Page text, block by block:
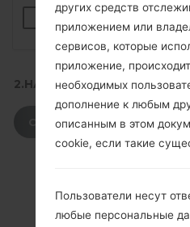
2.НАЖМИТЕ, ЧТОБЫ
СКАЧАТЬ
других средств
приложением или
сервисов, которые
приложение,
необходимых
дополнение к любым
описанным в этом
cookie, если такие
Пользователи несут
любые персональные